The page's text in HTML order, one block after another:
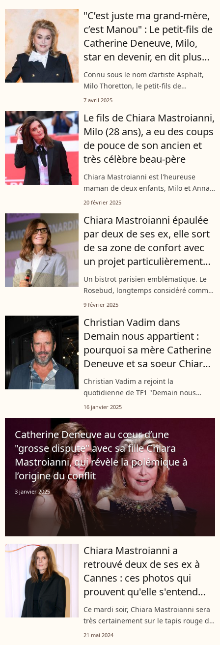
le fils de Catherine Deneuve et...
"C’est juste ma grand-mère,
c’est Manou" : Le petit-fils de
Catherine Deneuve, Milo,
star en devenir, en dit plus
sur leur relation
Connu sous le nom d’artiste Asphalt,
Milo Thoretton, le petit-fils de
Catherine Deneuve, commence à se
Parisien, le fils de Chiara Mastroianni
s’est...
7 avril 2025
Le fils de Chiara Mastroianni,
Milo (28 ans), a eu des coups
de pouce de son ancien et
très célèbre beau-père
Chiara Mastroianni est l'heureuse
maman de deux enfants, Milo et Anna.
Pour nos confrères de "Gala" dans leur
petit-fils de Marcello Mastroianni...
20 février 2025
Chiara Mastroianni épaulée
par deux de ses ex, elle sort
de sa zone de confort avec
un projet particulièrement
symbolique
Un bistrot parisien emblématique. Le
Rosebud, longtemps considéré comme
le QG d'innombrables personnalités
rouvert ses portes en janvier 2025.
L'établissement...
9 février 2025
Christian Vadim dans
Demain nous appartient :
pourquoi sa mère Catherine
Deneuve et sa soeur Chiara
Mastroianni ne le regardent
pas ?
Christian Vadim a rejoint la
quotidienne de TF1 "Demain nous
appartient" depuis bientôt deux ans.
sa mère Catherine Deneuve et sa sœur
Chiara...
16 janvier 2025
Catherine Deneuve au cœur d’une
"grosse dispute" avec sa fille Chiara
Mastroianni, qui révèle la polémique à
l’origine du conflit
3 janvier 2025
Chiara Mastroianni a
retrouvé deux de ses ex à
Cannes : ces photos qui
prouvent qu'elle s'entend
bien avec eux
Ce mardi soir, Chiara Mastroianni sera
très certainement sur le tapis rouge du
Festival de Cannes, pour la projection
21 mai 2024